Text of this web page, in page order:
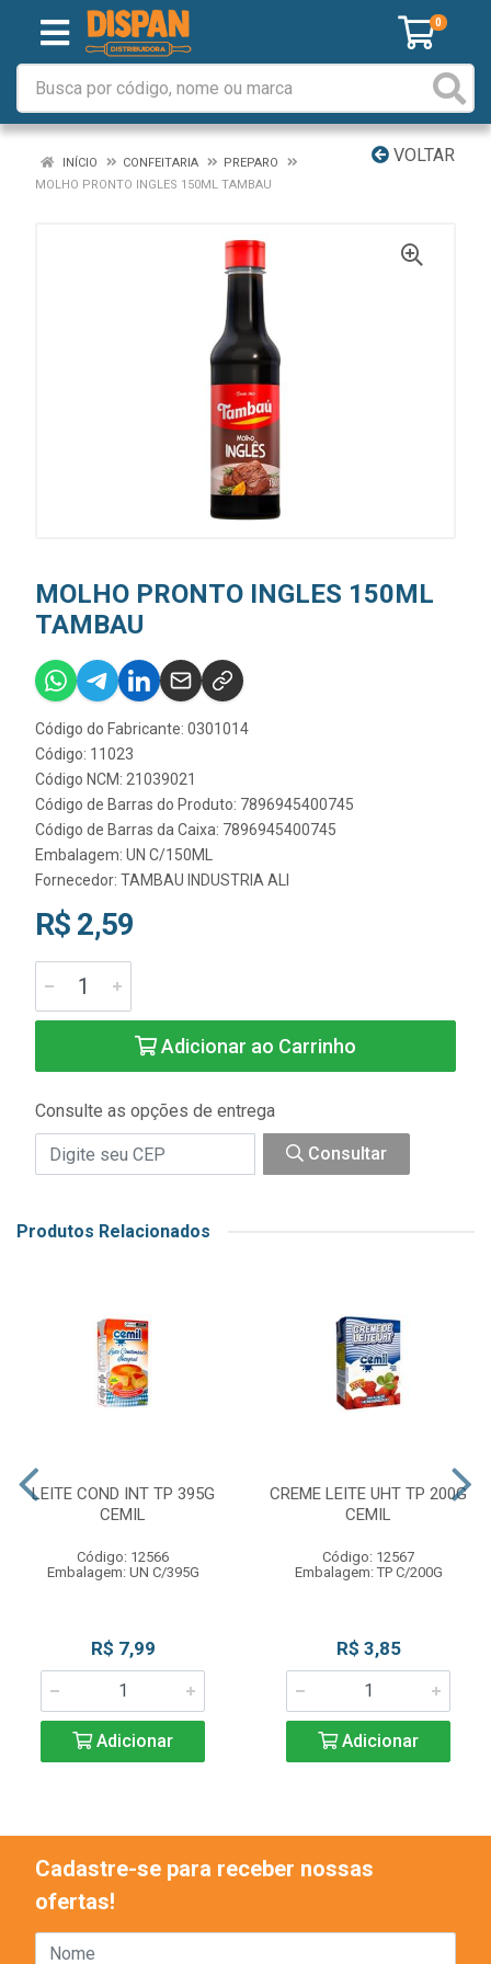
0
VOLTAR
INÍCIO CONFEITARIA
PREPARO
MOLHO PRONTO INGLES 150ML TAMBAU
MOLHO PRONTO INGLES 150ML
TAMBAU
Código do Fabricante: 0301014
Código: 11023
Código NCM: 21039021
Código de Barras do Produto: 7896945400745
Código de Barras da Caixa: 7896945400745
Embalagem: UN C/150ML
Fornecedor: TAMBAU INDUSTRIA ALI
R$ 2,59
Adicionar ao Carrinho
Consulte as opções de entrega
Consultar
Produtos Relacionados
LEITE COND INT TP 395G
CEMIL
Código: 12566
Embalagem: UN C/395G
R$ 7,99
Adicionar
CREME LEITE UHT TP 200G
CEMIL
Código: 12567
Embalagem: TP C/200G
R$ 3,85
Adicionar
Cadastre-se para receber nossas
ofertas!